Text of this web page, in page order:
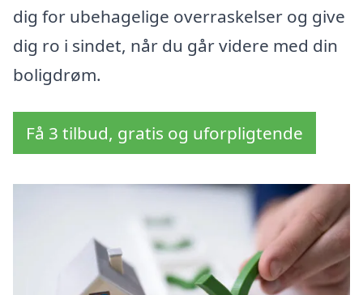
dig for ubehagelige overraskelser og give
dig ro i sindet, når du går videre med din
boligdrøm.
Få 3 tilbud, gratis og uforpligtende